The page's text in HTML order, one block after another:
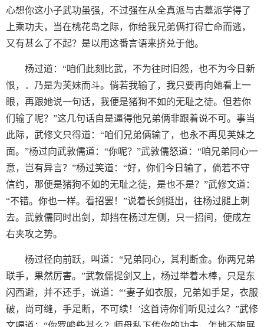
心想你这小子武功虽强，不过强在从全真派与古墓派学得了
上乘功夫，当在桃花岛之际，你给我兄弟俩打得亡命而逃，
又有甚么了不起？是以用这番言语来挤兑于他。
杨过道：“咱们此刻比武，不为往时旧怨，也不为今日新
恨，．乃是为芙妹而斗。倘若我输了，我只要再向她看上一
眼，再跟她说一句话，我便是猪狗不如的无耻之徒。但若你
们输了呢？”这几句话自是逼得他兄弟俩非跟着说不可。事当
此际，武修文只得道：“咱们兄弟俩输了，也永不再见芙妹之
面。”杨过向武敦儒道：“你呢？”武敦儒怒道：“咱兄弟同心一
意，岂有异言？”杨过笑道：“好，你们今日输了，倘若不守
信约，那便是猪狗不如的无耻之徒，是也不是？”武修文道：
“不错。你也一样。看招罢！”说着长剑挺出，往杨过腿上刺
去。武敦儒同时出剑，却挡在杨过左侧，只一招间，便成左
右夹攻之势。
杨过径向前跃，叫道：“兄弟同心，其利断金。你两兄弟
联手，果然厉害。”武敦儒提剑又上，杨过举着木棒，只是东
闪西避，并不还手，说道：“‘妻子如衣服，兄弟如手足，衣服
破，尚可缝，手足断，不可续！’这首诗你们听见过么？”武修